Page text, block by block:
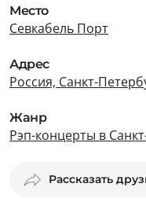
Место
Севкабель Порт
Адрес
Россия, Санкт-
Жанр
Рэп-концерты в
Рассказать